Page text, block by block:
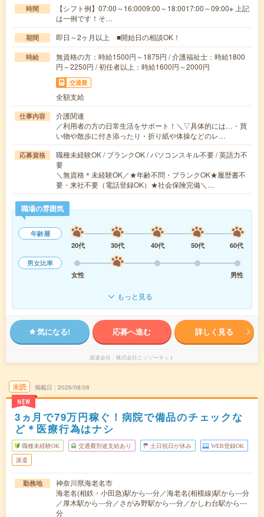
時間
【シフト例】07:00～16:0009:00～18:0017:00～09:00※ 上記
は一例です！そ…
期間 即日～2ヶ月以上 ■開始日の相談OK！
時給
無資格の方：時給1500円～1875円 / 介護福祉士：時給1800
円～2250円 / 初任者以上：時給1600円～2000円
交通費
全額支給
仕事内容
介護関連
／利用者の方の日常生活をサポート！＼▽具体的には…・買
い物や散歩に付き添ったり・折り紙や体操などのレ…
応募資格
職種未経験OK / ブランクOK / パソコンスキル不要 / 英語力不
要
＼無資格＊未経験OK／★年齢不問・ブランクOK★履歴書不
要・来社不要（電話登録OK）★社会保険完備＼…
職場の雰囲気
年齢層
20代
30代 40代 50代
60代
男女比率
女性
男性
もっと見る
気になる! 応募へ進む 詳しく見る
派遣会社 株式会社ニッソーネット
未読
NEW
掲載日 2026/08/08
3ヵ月で79万円稼ぐ！病院で備品のチェックな
ど＊医療行為はナシ
職種未経験OK 交通費別途支給あり 土日祝日が休み WEB登録OK
派遣
勤務地
神奈川県海老名市
海老名(相鉄・小田急)駅から---分／海老名(相模線)駅から---分
／厚木駅から---分／さがみ野駅から---分／かしわ台駅から---
分